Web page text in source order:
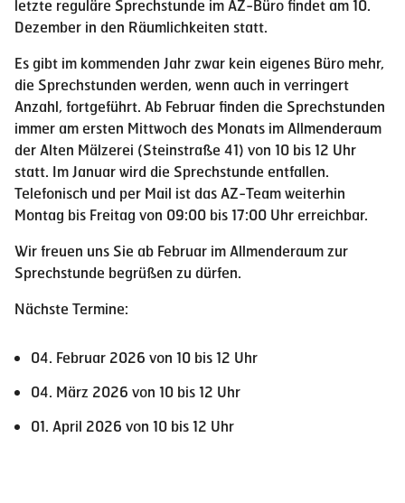
letzte reguläre Sprechstunde im AZ-Büro findet am 10.
Dezember in den Räumlichkeiten statt.
Es gibt im kommenden Jahr zwar kein eigenes Büro mehr,
die Sprechstunden werden, wenn auch in verringert
Anzahl, fortgeführt. Ab Februar finden die Sprechstunden
immer am ersten Mittwoch des Monats im Allmenderaum
der Alten Mälzerei (Steinstraße 41) von 10 bis 12 Uhr
statt. Im Januar wird die Sprechstunde entfallen.
Telefonisch und per Mail ist das AZ-Team weiterhin
Montag bis Freitag von 09:00 bis 17:00 Uhr erreichbar.
Wir freuen uns Sie ab Februar im Allmenderaum zur
Sprechstunde begrüßen zu dürfen.
Nächste Termine:
04. Februar 2026 von 10 bis 12 Uhr
04. März 2026 von 10 bis 12 Uhr
01. April 2026 von 10 bis 12 Uhr